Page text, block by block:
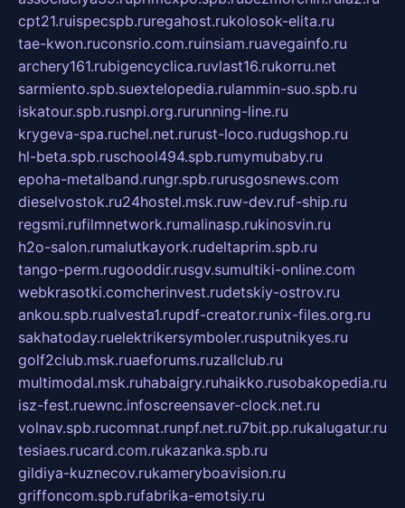
cpt21.ruispecspb.ruregahost.rukolosok-elita.ru
tae-kwon.ruconsrio.com.ruinsiam.ruavegainfo.ru
archery161.rubigencyclica.ruvlast16.rukorru.net
sarmiento.spb.suextelopedia.rulammin-suo.spb.ru
iskatour.spb.rusnpi.org.rurunning-line.ru
krygeva-spa.ruchel.net.rurust-loco.rudugshop.ru
hl-beta.spb.ruschool494.spb.rumymubaby.ru
epoha-metalband.rungr.spb.rurusgosnews.com
dieselvostok.ru24hostel.msk.ruw-dev.ruf-ship.ru
regsmi.rufilmnetwork.rumalinasp.rukinosvin.ru
h2o-salon.rumalutkayork.rudeltaprim.spb.ru
tango-perm.rugooddir.rusgv.sumultiki-online.com
webkrasotki.comcherinvest.rudetskiy-ostrov.ru
ankou.spb.rualvesta1.rupdf-creator.runix-files.org.ru
sakhatoday.ruelektrikersymboler.rusputnikyes.ru
golf2club.msk.ruaeforums.ruzallclub.ru
multimodal.msk.ruhabaigry.ruhaikko.rusobakopedia.ru
isz-fest.ruewnc.infoscreensaver-clock.net.ru
volnav.spb.rucomnat.runpf.net.ru7bit.pp.rukalugatur.ru
tesiaes.rucard.com.rukazanka.spb.ru
gildiya-kuznecov.rukameryboavision.ru
griffoncom.spb.rufabrika-emotsiy.ru